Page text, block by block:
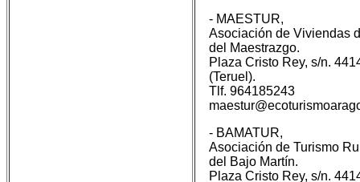
- MAESTUR,
Asociación de Viviendas
del Maestrazgo.
Plaza Cristo Rey, s/n.
(Teruel).
Tlf. 964185243
- BAMATUR,
Asociación de Turismo
del Bajo Martín.
Plaza Cristo Rey, s/n.